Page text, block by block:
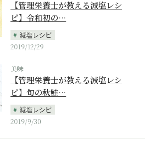
【管理栄養士が教える減塩レシ
ピ】令和初の…
減塩レシピ
2019/12/29
美味
【管理栄養士が教える減塩レシ
ピ】旬の秋鮭…
減塩レシピ
2019/9/30